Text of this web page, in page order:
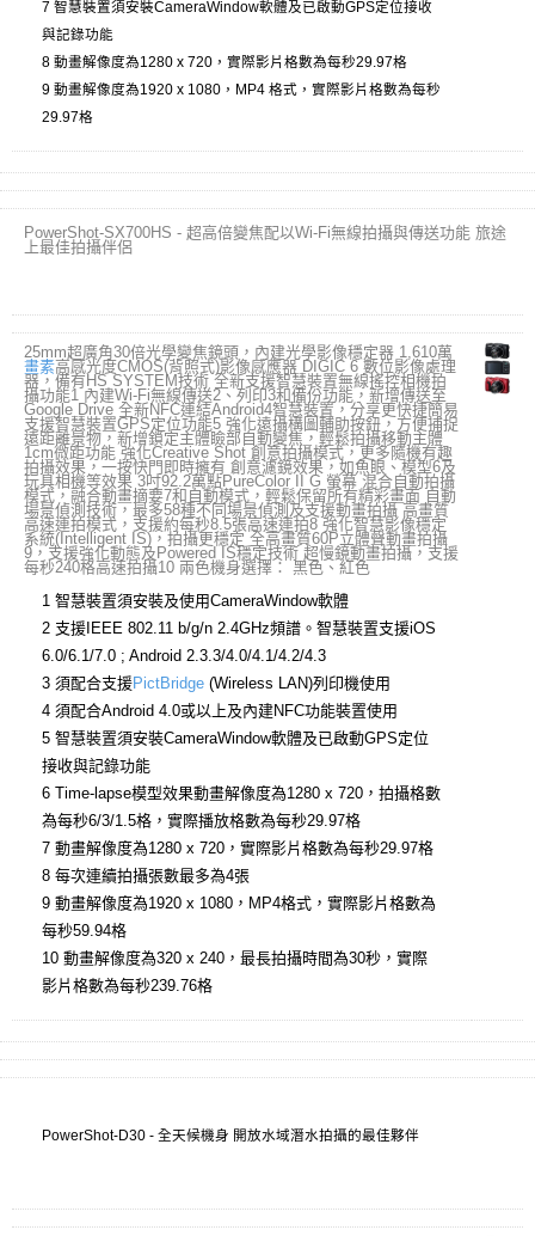
7 智慧裝置須安裝CameraWindow軟體及已啟動GPS定位接收
與記錄功能
8 動畫解像度為1280 x 720，實際影片格數為每秒29.97格
9 動畫解像度為1920 x 1080，MP4 格式，實際影片格數為每秒
29.97格
PowerShot-SX700HS - 超高倍變焦配以Wi-Fi無線拍攝與傳送功能 旅途
上最佳拍攝伴侶
25mm超廣角30倍光學變焦鏡頭，內建光學影像穩定器 1,610萬
畫素高感光度CMOS(背照式)影像感應器 DIGIC 6 數位影像處理
器，備有HS SYSTEM技術 全新支援智慧裝置無線搖控相機拍
攝功能1 內建Wi-Fi無線傳送2、列印3和備份功能，新增傳送至
Google Drive 全新NFC連結Android4智慧裝置，分享更快捷簡易
支援智慧裝置GPS定位功能5 強化遠攝構圖輔助按鈕，方便捕捉
遠距離景物，新增鎖定主體瞼部自動變焦，輕鬆拍攝移動主體
1cm微距功能 強化Creative Shot 創意拍攝模式，更多隨機有趣
拍攝效果，一按快門即時擁有 創意濾鏡效果，如魚眼、模型6及
玩具相機等效果 3吋92.2萬點PureColor II G 螢幕 混合自動拍攝
模式，融合動畫摘要7和自動模式，輕鬆保留所有精彩畫面 自動
場景偵測技術，最多58種不同場景偵測及支援動畫拍攝 高畫質
高速連拍模式，支援約每秒8.5張高速連拍8 強化智慧影像穩定
系統(Intelligent IS)，拍攝更穩定 全高畫質60P立體聲動畫拍攝
9，支援強化動態及Powered IS穩定技術 超慢鏡動畫拍攝，支援
每秒240格高速拍攝10 兩色機身選擇： 黑色、紅色
1 智慧裝置須安裝及使用CameraWindow軟體
2 支援IEEE 802.11 b/g/n 2.4GHz頻譜。智慧裝置支援iOS
6.0/6.1/7.0 ; Android 2.3.3/4.0/4.1/4.2/4.3
3 須配合支援PictBridge (Wireless LAN)列印機使用
4 須配合Android 4.0或以上及內建NFC功能裝置使用
5 智慧裝置須安裝CameraWindow軟體及已啟動GPS定位
接收與記錄功能
6 Time-lapse模型效果動畫解像度為1280 x 720，拍攝格數
為每秒6/3/1.5格，實際播放格數為每秒29.97格
7 動畫解像度為1280 x 720，實際影片格數為每秒29.97格
8 每次連續拍攝張數最多為4張
9 動畫解像度為1920 x 1080，MP4格式，實際影片格數為
每秒59.94格
10 動畫解像度為320 x 240，最長拍攝時間為30秒，實際
影片格數為每秒239.76格
PowerShot-D30 - 全天候機身 開放水域潛水拍攝的最佳夥伴